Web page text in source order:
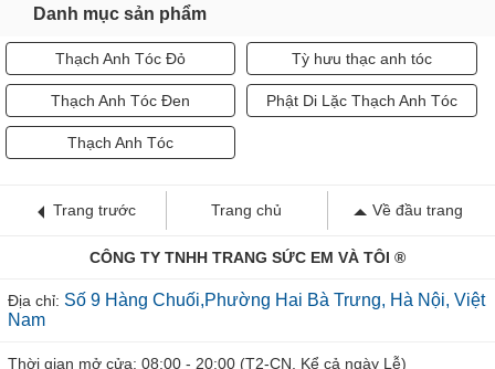
Danh mục sản phẩm
Thạch Anh Tóc Đỏ Tỳ hưu thạc anh tóc
Thạch Anh Tóc Đen Phật Di Lặc Thạch Anh Tóc
Thạch Anh Tóc
Trang trước Trang chủ Về đầu trang
CÔNG TY TNHH TRANG SỨC EM VÀ TÔI ®
Địa chỉ: Số 9 Hàng Chuối,Phường Hai Bà Trưng, Hà Nội, Việt
Nam
Thời gian mở cửa: 08:00 - 20:00 (T2-CN, Kể cả ngày Lễ)